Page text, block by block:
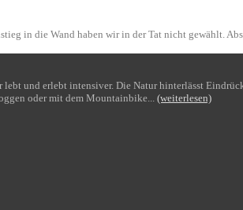
in die Wand haben wir in der Tat nicht gewählt.
und erlebt intensiver. Die Natur hinterlässt
oder mit dem Mountainbike... (weiterlesen)